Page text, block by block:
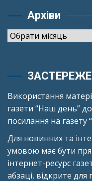
Архіви
Архіви
Використання
газети “Наш день”
посилання на газету
Для новинних та
умовою має бути
інтернет-ресурс
абзаці, відкрите